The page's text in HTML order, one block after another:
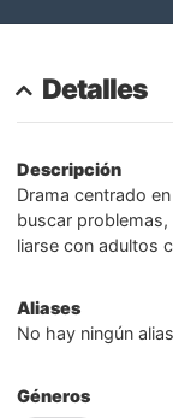
Detalles
Descripción
Drama centrado
buscar
liarse con adultos
Aliases
No hay ningún
Géneros